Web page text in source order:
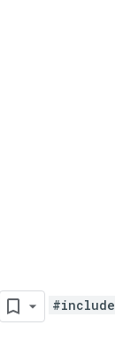
#include